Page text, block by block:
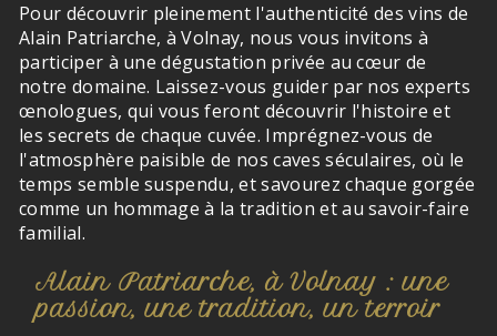
Pour découvrir pleinement l'authenticité des vins de
Alain Patriarche, à Volnay, nous vous invitons à
participer à une dégustation privée au cœur de
notre domaine. Laissez-vous guider par nos experts
œnologues, qui vous feront découvrir l'histoire et
les secrets de chaque cuvée. Imprégnez-vous de
l'atmosphère paisible de nos caves séculaires, où le
temps semble suspendu, et savourez chaque gorgée
comme un hommage à la tradition et au savoir-faire
familial.
Alain Patriarche, à Volnay : une
passion, une tradition, un terroir